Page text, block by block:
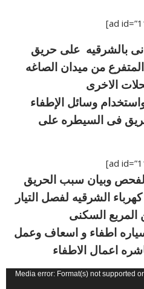
بالشرقيه على حريق
من ميدان الصاغه
الاخرى
وسائل الإطفاء
فى السيطره على
لفحص وبيان سبب الحريق
الشرقيه لفصل التيار
المربع السكنى
اطفاء و اسعاف وعمل
اعمال الاطفاء
Media error: Format(s) not supported